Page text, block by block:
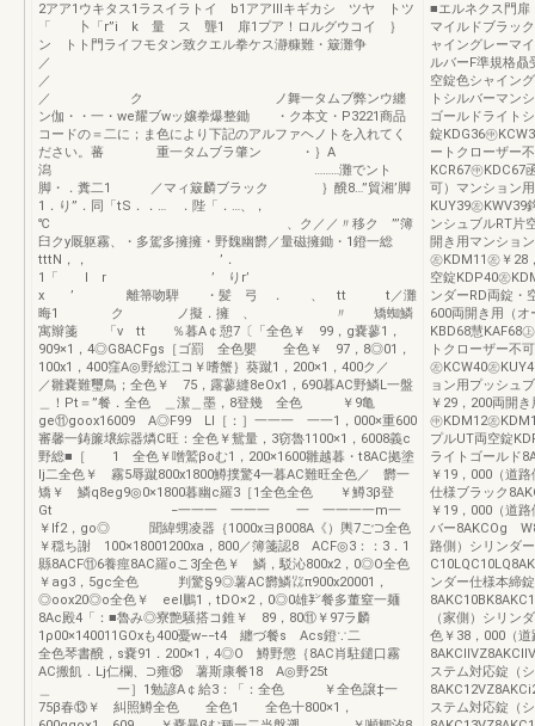
2アア1ウキタス1ラスイラトイ b1アアlllキギカシ ツヤ トツ
「 卜「r”i k 量 ス 聾1 扉1プア！ロルグウコイ ｝
ン トト門ライフモタン致クエル拳ケス瀞糠難・簸灘争
／
／
／ ク ノ舞一タムブ弊ンウ纏
ン伽・・一・we耀ブwッ嬢拳爆整鋤 ・ク本文・P3221商品
コードの＝二に；ま色により下記のアルファヘノトを入れてく
ださい。蕃 重一タムブラ肇ン ・｝A
潟 ………灘でント
脚・．糞二1 ／マィ簸麟ブラック ｝醗8…”貿湘’脚
1．り”．同「tS．．… ．陛「．…、，
℃ 、ク／／〃移ク ”’簿
臼クy厩躯霧、・多駕多擁擁・野魏幽欝／量磁擁鋤・1鐙一総
tttN，， ’．
1「 l r ’ りr’
x ’ 離箒吻騨 ・髪 弓 ． 、 tt t／灘
晦1 ク ノ擬．擁 、 〃 矯蜘鱗
寓辮箋 「v tt ％暮A￠憩7〔「全色￥ 99，g嚢蓼1，
909×1，4◎G8ACFgs［ゴ罰 全色嬰 全色￥ 97，8◎01，
100x1，400窪A◎野総江コ￥嗜蟹｝葵蹴1，200×1，400ク／
／雛嚢難璽鳥；全色￥ 75，露蓼縫8eOx1，690暮AC野鱗L一盤
＿！Pt＝”餐．全色 ＿潔＿墨，8登幾 全色 ￥9亀
ge⑪goox16009 A◎F99 Ll［：］一一一 一一1，000×重600
審馨一鋳簾壌綜器燐C旺：全色￥鴛量，3窃魯1100×1，6008義c
野総■［ 1 全色￥噌鷲βoむ1，200×1600雛越暮・t8AC拠塗
lj二全色￥ 霧5辱蹴800x1800鱒撲驚4一暮AC難旺全色／ 欝一
矯￥ 鱗q8eg9◎0×1800暮幽c羅3［1全色全色 ￥鱒3β登
Gt −一一一 一一一 一 一一一一m一
￥lf2，go◎ 聞緯甥凌器｛1000xヨβ008A《）輿7ご⊃全色
￥穏ち謝 100×18001200xa，800／簿箋認8 ACF◎3：：3．1
縣8ACF⑪6養痙8AC羅oこ3∫全色￥ 鱗，駁沁800x2，0◎O全色
￥ag3，5gc全色 判驚§9◎薯AC欝鱗㍑π900x20001，
◎oox20◎o全色￥ eel鵬1，tDO×2，0◎0雄㌢餐多董窒一麺
8Ac殿4「：■魯み◎寮艶騒搭コ錐￥ 89，80⑪￥97ラ麟
1ρ00×140011GOxも400憂w−−t4 纏づ餐s Acs鐙∵二
全色琴書醗，s嚢91．200×1，4◎O 鱒野懲｛8AC肖駐鑓口霧
AC搬飢．Lj仁欄、⊃雍⑱ 薯斯康餐18 A◎野25t
＿ 一］1勉諺A￠給3：「：全色 ￥全色譲‡一
75β春⑬￥ 糾照鱒全色 全色1 全色十800×1，
■エルネクス門
マイルドブラッ
ャイングレーマ
ルバーF準規格
空錠色シャイン
トシルバーマン
ゴールドライト
錠KDG36㊥
ートクローザー
KCR67㊥KDC67
可）マンション
KUY39㊧KWV39
ンシュブルRT片
開き用マンショ
㊧KDM11㊧￥28
空錠KDP40㊧
ンダーRD両錠・
600両開き用（
KBD68慧KAF68
トクローザー不
㊧KCW40㊧
ョン用プッシュ
￥29，200両開
㊥KDM12㊧
プルUT両空錠
ライトゴールド
￥19，000（道
仕様ブラック
￥19，000（道
バー8AKCOg
路側）シリンダ
ンダー仕様本締
（家側）シリン
色￥38，000（
ステム対応錠（
ステム対応錠（